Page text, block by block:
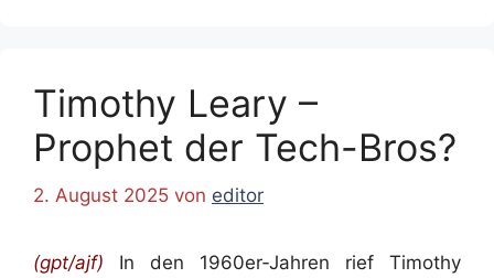
Timothy Leary –
Prophet der Tech-Bros?
2. August 2025 von editor
(gpt/ajf) In den 1960er‑Jahren rief Timothy